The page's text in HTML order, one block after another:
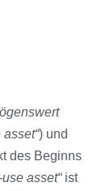
asset“) und
des Beginns
asset“ist